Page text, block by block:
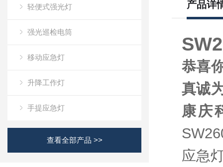
轻便式强光灯
强光巡检电筒
移动应急灯
升降工作灯
手提应急灯
查看全部产品 >>
产品详
恭喜
真诚
康庆
应急